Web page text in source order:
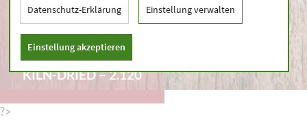
492.521.06 – STÄRKE
10 MM, FALLENDE
LÄNGEN 300 – 360 CM
– PLANED TIMBER,
KILN-DRIED – 2.120
?>
Datenschutz-Erklärung Einstellung verwalten
Einstellung akzeptieren